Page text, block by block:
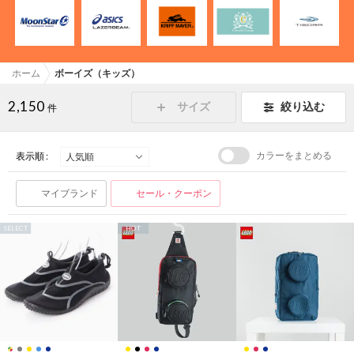
ホーム ボーイズ（キッズ）
2,150 件 サイズ 絞り込む
表示順 : カラーをまとめる
マイブランド セール・クーポン
SELECT HOT